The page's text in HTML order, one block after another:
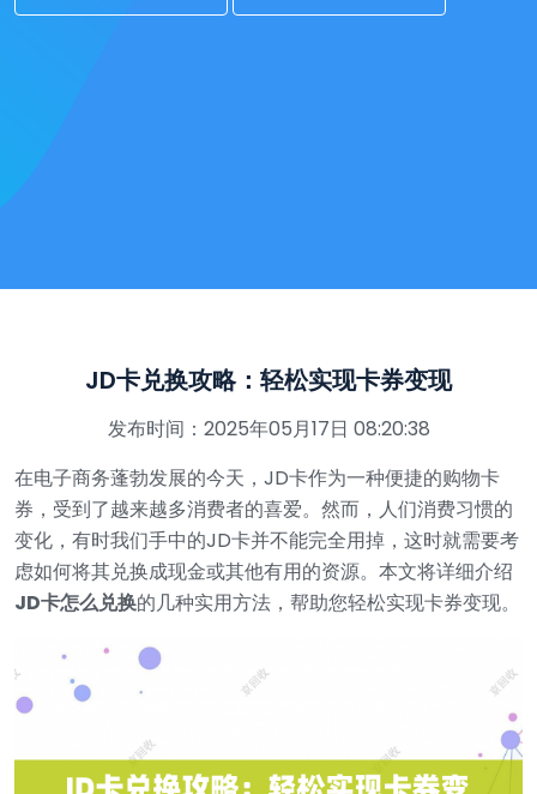
JD卡兑换攻略：轻松实现卡券变现
发布时间：2025年05月17日 08:20:38
在电子商务蓬勃发展的今天，JD卡作为一种便捷的购物卡
券，受到了越来越多消费者的喜爱。然而，人们消费习惯的
变化，有时我们手中的JD卡并不能完全用掉，这时就需要考
虑如何将其兑换成现金或其他有用的资源。本文将详细介绍
JD卡怎么兑换的几种实用方法，帮助您轻松实现卡券变现。